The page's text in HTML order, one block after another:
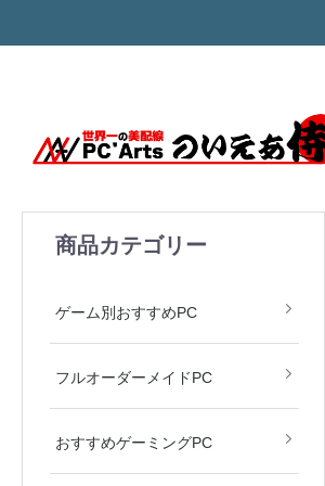
商品カテゴリー
ゲーム別おすすめPC
フルオーダーメイドPC
おすすめゲーミングPC